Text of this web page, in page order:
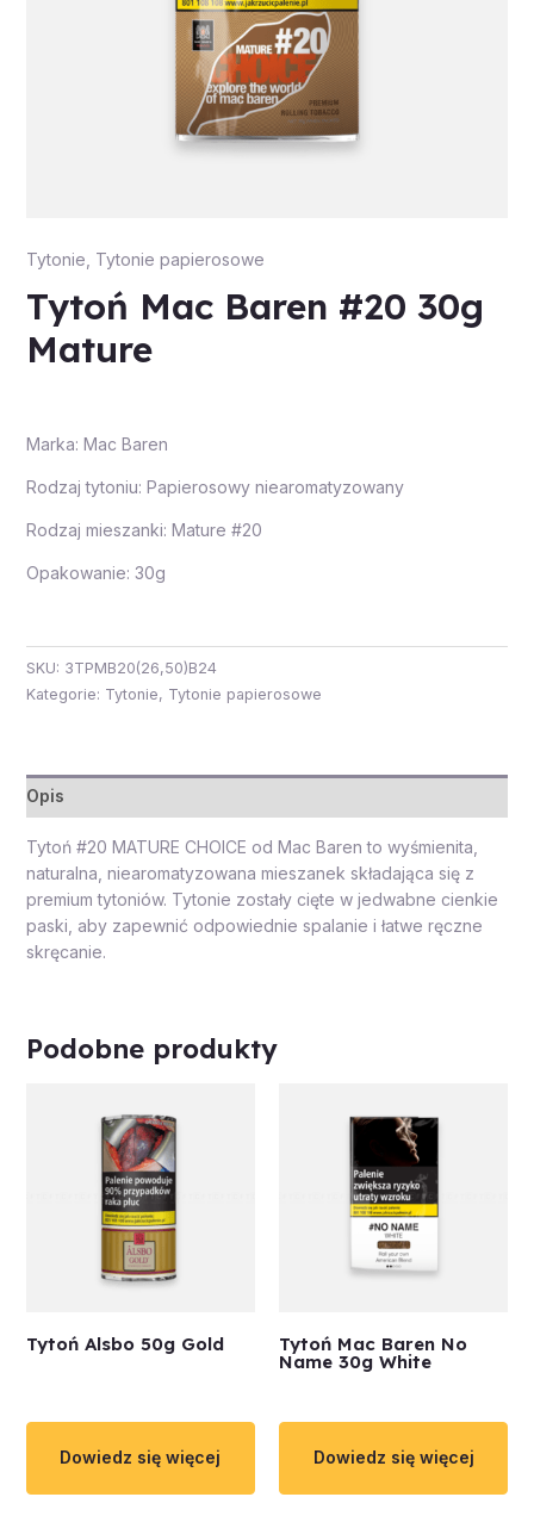
Tytonie Tytonie papierosowe
Tytoń Mac Baren #20 30g
Mature
Marka: Mac Baren
Rodzaj tytoniu: Papierosowy niearomatyzowany
Rodzaj mieszanki: Mature #20
Opakowanie: 30g
SKU: 3TPMB20(26,50)B24
Kategorie: Tytonie, Tytonie papierosowe
Opis
Tytoń #20 MATURE CHOICE od Mac Baren to wyśmienita,
naturalna, niearomatyzowana mieszanek składająca się z
premium tytoniów. Tytonie zostały cięte w jedwabne cienkie
paski, aby zapewnić odpowiednie spalanie i łatwe ręczne
skręcanie.
Podobne produkty
Tytoń Alsbo 50g Gold
Dowiedz się więcej
Tytoń Mac Baren No
Name 30g White
Dowiedz się więcej